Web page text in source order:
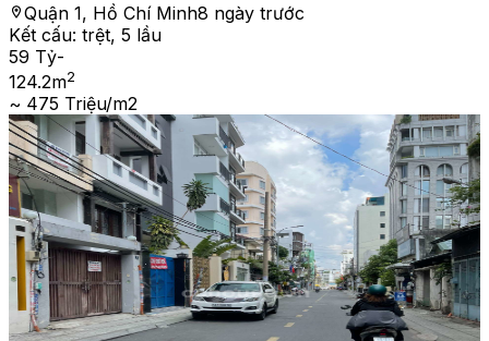
Quận 1, Hồ Chí Minh8 ngày trước
Kết cấu: trệt, 5 lầu
59 Tỷ-
124.2m2
~ 475 Triệu/m2